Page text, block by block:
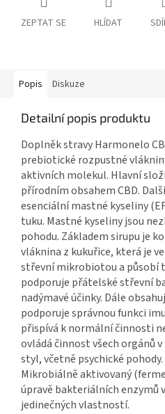
ZEPTAT SE HLÍDAT
Popis Diskuze
Detailní popis produktu
Doplněk stravy Harmonelo
prebiotické rozpustné
aktivních molekul. Hlavní
přírodním obsahem CBD.
esenciální mastné kyseliny
tuku. Mastné kyseliny jsou
pohodu. Základem sirupu je
vláknina z kukuřice, která je
střevní mikrobiotou a působí
podporuje přátelské střevní
nadýmavé účinky. Dále
podporuje správnou funkci
přispívá k normální činnosti
ovládá činnost všech orgánů
styl, včetně psychické pohody.
Mikrobiálně aktivovaný
úpravě bakteriálních enzymů
jedinečných vlastností.